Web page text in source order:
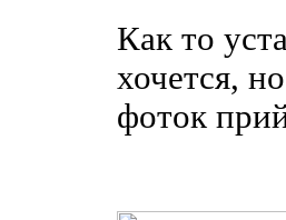
Как то
хочется,
фоток